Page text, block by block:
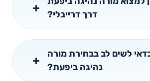
דרך דרייבלי?
לשים לב בבחירת מורה
נהיגה ביפעת?